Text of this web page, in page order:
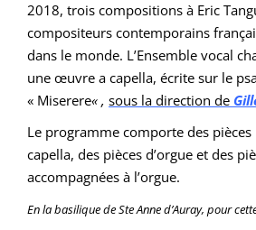
2018, trois compositions à Eric
compositeurs contemporains
dans le monde. L’Ensemble vocal
une œuvre a capella, écrite sur le
« Miserere« , sous la direction de
Le programme comporte des
capella, des pièces d’orgue et des
accompagnées à l’orgue.
​En la basilique de Ste Anne d’Auray, pour